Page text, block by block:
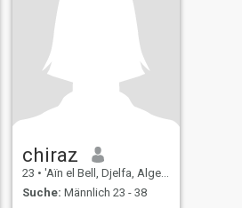
chiraz
23 • 'Aïn el Bell, Djelfa, Algerien
Suche: Männlich 23 - 38